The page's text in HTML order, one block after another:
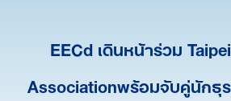
EECd เดินหน้าร่วม
Associationพร้อมจับคู่นักธุ